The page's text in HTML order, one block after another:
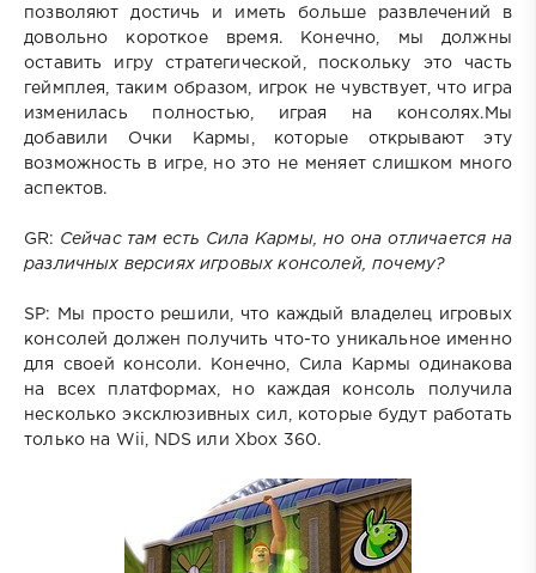
позволяют достичь и иметь больше развлечений в
довольно короткое время. Конечно, мы должны
оставить игру стратегической, поскольку это часть
геймплея, таким образом, игрок не чувствует, что игра
изменилась полностью, играя на консолях.Мы
добавили Очки Кармы, которые открывают эту
возможность в игре, но это не меняет слишком много
аспектов.
GR: Сейчас там есть Сила Кармы, но она отличается на
различных версиях игровых консолей, почему?
SP: Мы просто решили, что каждый владелец игровых
консолей должен получить что-то уникальное именно
для своей консоли. Конечно, Сила Кармы одинакова
на всех платформах, но каждая консоль получила
несколько эксклюзивных сил, которые будут работать
только на Wii, NDS или Xbox 360.